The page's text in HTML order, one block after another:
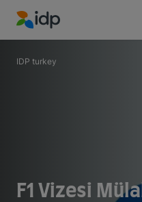
IDP Education
IDP turkey
F1 Vizesi